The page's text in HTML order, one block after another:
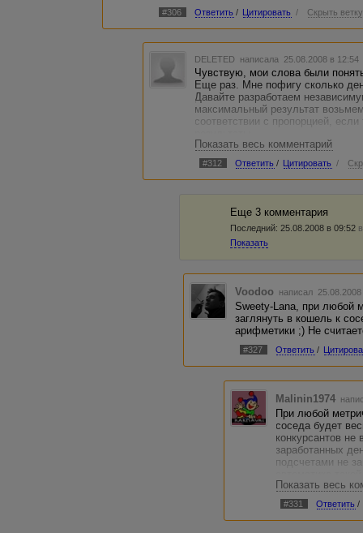
#306 Ответить / Цитировать / Скрыть ветку
DELETED написала 25.08.2008 в
Чувствую, мои слова были
Еще раз. Мне пофигу сколько
Давайте разработаем
максимальный результат
соответствии с пропорцией,
Мне нечего скрывать, так что
количестве работ, и в любых
ПС. Я очень сильно
пошевелятся.
Показать весь комментарий
#312 Ответить / Цитировать /
Еще 3 комментария
Последний: 25.08.2008 в 09:52
Показать
Voodoo написал
Sweety-Lana, при любой
заглянуть в кошель к
арифметики ;) Не
#327 Ответить /
Malinin1974
При любой
соседа будет
конкурсантов
заработанных
подсчетами не
общий
4 утра
четверга до 12
Поэтому я лично
Показать весь
#331 Ответить /